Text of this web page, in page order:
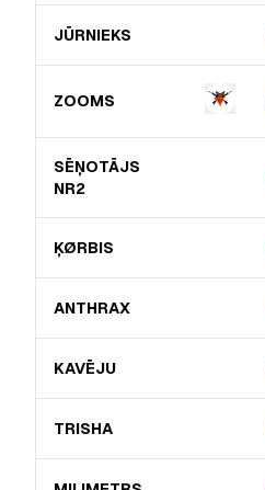
JŪRNIEKS
ZOOMS
SĒŅOTĀJS
NR2
ĶØRBIS
ANTHRAX
KAVĒJU
TRISHA